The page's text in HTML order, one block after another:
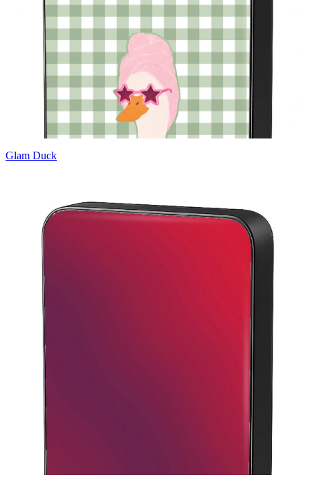
Glam Duck